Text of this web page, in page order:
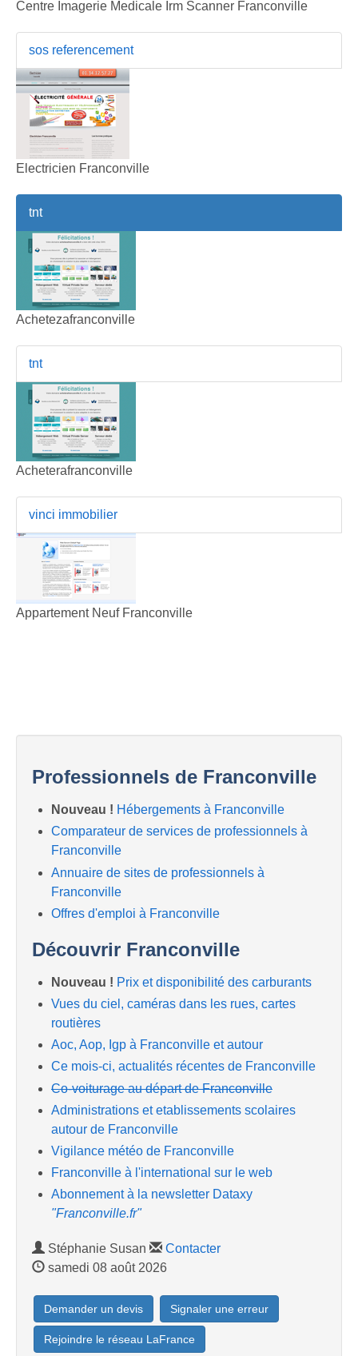
Centre Imagerie Medicale Irm Scanner Franconville
sos referencement
Electricien Franconville
tnt
Achetezafranconville
tnt
Acheterafranconville
vinci immobilier
Appartement Neuf Franconville
Professionnels de Franconville
Nouveau ! Hébergements à Franconville
Comparateur de services de professionnels à
Franconville
Annuaire de sites de professionnels à
Franconville
Offres d'emploi à Franconville
Découvrir Franconville
Nouveau ! Prix et disponibilité des carburants
Vues du ciel, caméras dans les rues, cartes
routières
Aoc, Aop, Igp à Franconville et autour
Ce mois-ci, actualités récentes de Franconville
Co-voiturage au départ de Franconville
Administrations et etablissements scolaires
autour de Franconville
Vigilance météo de Franconville
Franconville à l'international sur le web
Abonnement à la newsletter Dataxy
"Franconville.fr"
Stéphanie Susan
Contacter
samedi 08 août 2026
Demander un devis Signaler une erreur
Rejoindre le réseau LaFrance